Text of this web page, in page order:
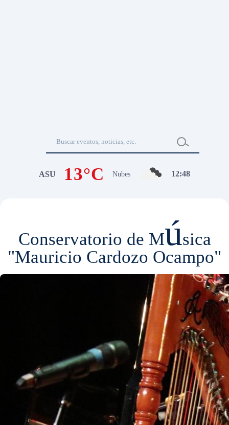
ASU 13°C Nubes 12:48
Conservatorio de Música
"Mauricio Cardozo Ocampo"